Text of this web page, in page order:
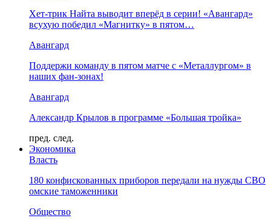
Хет-трик Найта выводит вперёд в серии! «Авангард»
всухую победил «Магнитку» в пятом…
Авангард
Поддержи команду в пятом матче с «Металлургом» в
наших фан-зонах!
Авангард
Александр Крылов в программе «Большая тройка»
пред. след.
Экономика
Власть
180 конфискованных приборов передали на нужды СВО
омские таможенники
Общество